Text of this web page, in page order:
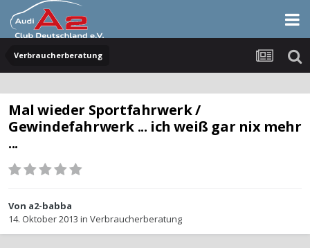
Verbraucherberatung
Mal wieder Sportfahrwerk /
Gewindefahrwerk ... ich weiß gar nix mehr
...
Von a2-babba
14. Oktober 2013 in Verbraucherberatung